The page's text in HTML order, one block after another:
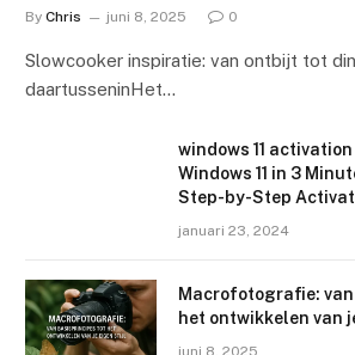
By Chris juni 8, 2025 0
Slowcooker inspiratie: van ontbijt tot
daartusseninHet…
windows 11
Windows 11 in 3
Step-by-Step
januari 23, 2024
Macrofotografie:
het ontwikkelen van
juni 8, 2025